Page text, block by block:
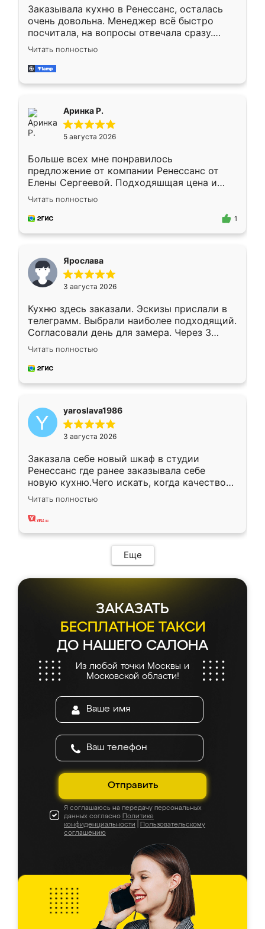
Заказывала кухню в Ренессанс, осталась
очень довольна. Менеджер всё быстро
посчитала, на вопросы отвечала сразу.
Замерщик приехал в субботу, подошёл к
делу со всей ответственностью. Собрали
за день, ребята работали аккуратно, даже
Читать полностью
Аринка Р.
5 августа 2026
Больше всех мне понравилось
предложение от компании Ренессанс от
Елены Сергеевой. Подходяшщая цена и
короткие сроки изготовления. Приехавший
для замера сотрудник Владислав
предложил по моему эскизу самый
Читать полностью
1
Ярослава
3 августа 2026
Кухню здесь заказали. Эскизы прислали в
телеграмм. Выбрали наиболее подходящий.
Согласовали день для замера. Через 3
недели кухня была уже готова. Остались
довольны работой. Спасибо Ренессанс
мебель за качественную работу!
Читать полностью
yaroslava1986
3 августа 2026
Заказала себе новый шкаф в студии
Ренессанс где ранее заказывала себе
новую кухню.Чего искать, когда качеством
вполне довольна. Служит кухня уже почти
два года, нареканий нет.
Читать полностью
Еще
ЗАКАЗАТЬ
БЕСПЛАТНОЕ ТАКСИ
ДО НАШЕГО САЛОНА
Из любой точки Москвы и
Московской области!
Отправить
Я соглашаюсь на передачу персональных
данных согласно Политике
конфиденциальности
Пользовательскому
соглашению